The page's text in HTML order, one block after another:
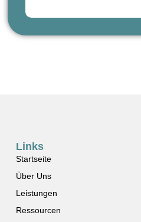
Links
Startseite
Über Uns
Leistungen
Ressourcen